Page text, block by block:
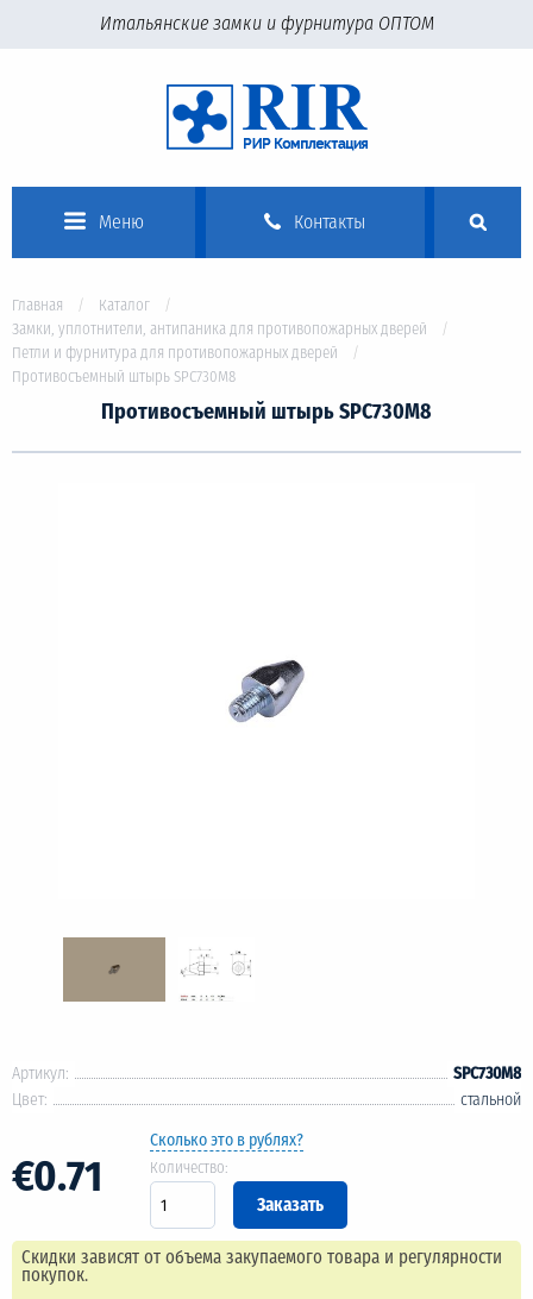
Итальянские замки и фурнитура ОПТОМ
Меню Контакты
Главная
Каталог
Замки, уплотнители, антипаника для противопожарных дверей
Петли и фурнитура для противопожарных дверей
Противосъемный штырь SPC730M8
Противосъемный штырь SPC730M8
Артикул:
SPC730M8
Цвет:
стальной
€0.71
Сколько это в рублях?
Количество:
Скидки зависят от объема закупаемого товара и регулярности
покупок.